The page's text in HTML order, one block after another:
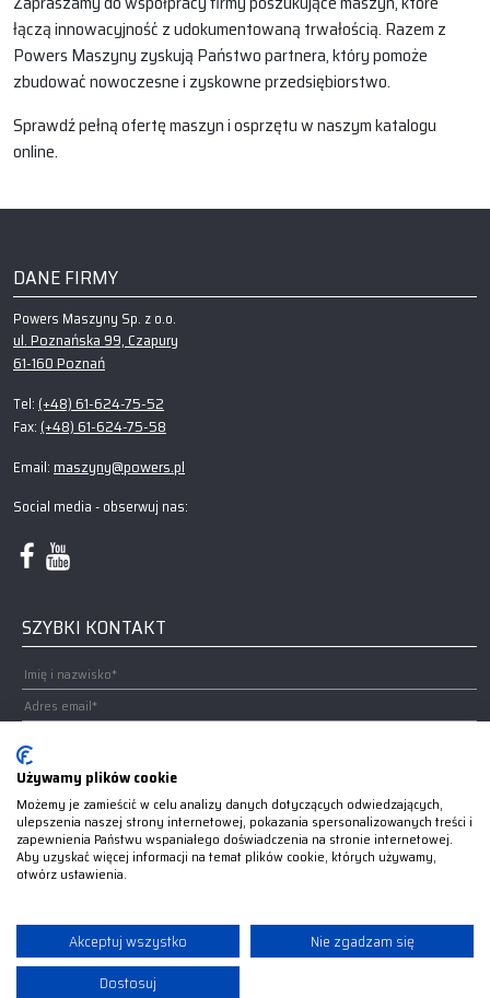
łączą innowacyjność z udokumentowaną trwałością. Razem z
Powers Maszyny zyskują Państwo partnera, który pomoże
zbudować nowoczesne i zyskowne przedsiębiorstwo.
Sprawdź pełną ofertę maszyn i osprzętu w naszym katalogu
online.
DANE FIRMY
Powers Maszyny Sp. z o.o.
ul. Poznańska 99, Czapury
61-160 Poznań
Tel: (+48) 61-624-75-52
Fax: (+48) 61-624-75-58
Email:maszyny@powers.pl
Social media - obserwuj nas:
SZYBKI KONTAKT
mnie pytanie.
Używamy plików cookie
Możemy je zamieścić w celu analizy danych dotyczących odwiedzających,
ulepszenia naszej strony internetowej, pokazania spersonalizowanych treści i
zapewnienia Państwu wspaniałego doświadczenia na stronie internetowej.
Aby uzyskać więcej informacji na temat plików cookie, których używamy,
otwórz ustawienia.
Akceptuj wszystko
Nie zgadzam się
Dostosuj